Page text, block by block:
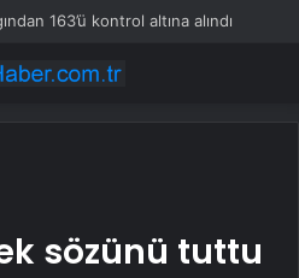
163’ü kontrol altına alındı
sözünü tuttu